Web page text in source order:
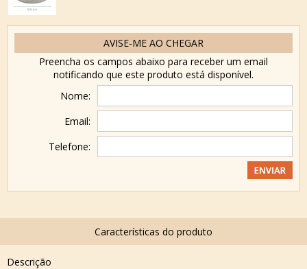
AVISE-ME AO CHEGAR
Preencha os campos abaixo para receber um email
notificando que este produto está disponível.
Nome:
Email:
Telefone:
Descrição